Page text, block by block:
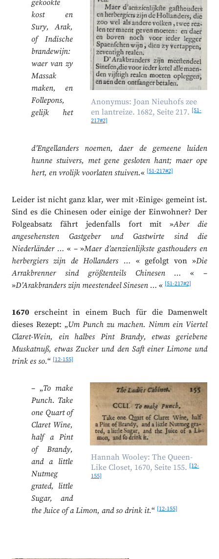
Anonymus: Joan Nieuhofs zee
en lantreize. 1682, Seite 217. [51-
217#2]
gekookte
kost en
Sury, Arak,
of Indische
brandewijn:
waer van zy
Massak
maken, en
Follepons,
gelijk het
d’Engellanders noemen, daer de gemeene luiden
hunne stuivers, met gene gesloten hant; maer ope
hert, en vrolijk voorlaten stuiven.«[51-217#2]
Leider ist nicht ganz klar, wer mit ›Einige‹ gemeint ist.
Sind es die Chinesen oder einige der Einwohner? Der
Folgeabsatz fährt jedenfalls fort mit »Aber die
angesehensten Gastgeber und Gastwirte sind die
Niederländer … « –»Maer d’aenzienlijkste gasthouders en
herbergiers zijn de Hollanders … «gefolgt von »Die
Arrakbrenner sind größtenteils Chinesen … « –
»D’Arakbranders zijn meestendeel Sinesen … «[51-217#2]
1670 erscheint in einem Buch für die Damenwelt
dieses Rezept: „Um Punch zu machen. Nimm ein Viertel
Claret-Wein, ein halbes Pint Brandy, etwas geriebene
Muskatnuß, etwas Zucker und den Saft einer Limone und
trink es so.“[12-155]
Hannah Wooley: The Queen-
Like Closet, 1670, Seite 155. [12-
155]
– „To make
Punch. Take
one Quart of
Claret Wine,
half a Pint
of Brandy,
and a little
Nutmeg
grated, little
Sugar, and
the Juice of a Limon, and so drink it.“[12-155]